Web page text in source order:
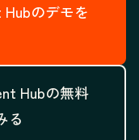
のデモを
Hubの無料
る